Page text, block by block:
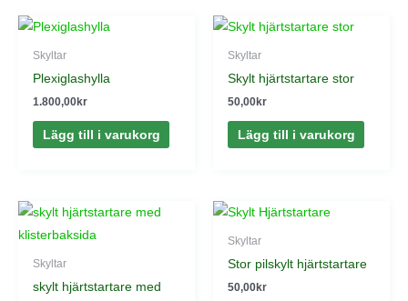
Skyltar
Plexiglashylla
1.800,00kr
Lägg till i varukorg
Skyltar
Skylt hjärtstartare stor
50,00kr
Lägg till i varukorg
Skyltar
skylt hjärtstartare med
Skyltar
Stor pilskylt hjärtstartare
50,00kr
Den